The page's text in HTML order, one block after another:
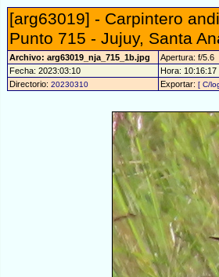
[arg63019] - Carpintero
Punto 715 - Jujuy, Santa
Archivo: arg63019_nja_715_1b.jpg
Apertura: f/5.6
Fecha: 2023:03:10
Hora:
Directorio: 20230310 Exportar: [ C/